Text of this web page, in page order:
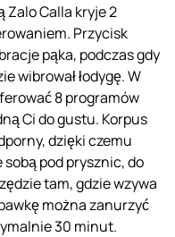
Zalo Calla kryje 2
Przycisk
pąka, podczas gdy
wibrował łodygę. W
8 programów
Ci do gustu. Korpus
dzięki czemu
pod prysznic, do
tam, gdzie wzywa
można zanurzyć
30 minut.